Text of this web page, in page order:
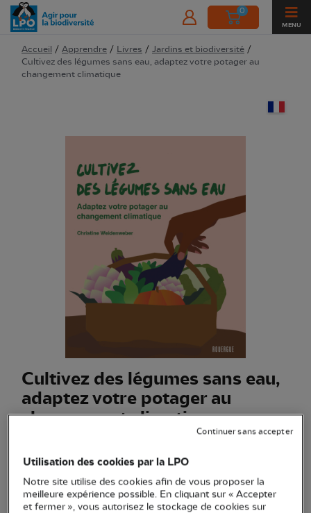
0
MENU
Accueil / Apprendre / Livres / Jardins et biodiversité /
Cultivez des légumes sans eau, adaptez votre potager au
changement climatique
Cultivez des légumes sans eau,
adaptez votre potager au
changement climatique
23,00 €
Ce guide propose des solutions concrètes pour gérer la
limitation de la consommation d'eau au potager.Voir plus
Utilisation des cookies par la LPO
Notre site utilise des cookies afin de vous proposer la
meilleure expérience possible. En cliquant sur « Accepter
et fermer », vous autorisez le stockage de cookies sur
Continuer sans accepter